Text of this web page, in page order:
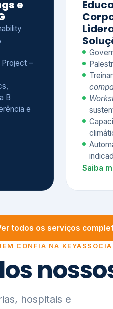
e
–
B
e
Saiba
todos os serviços
CONFIA NA
hospitais e